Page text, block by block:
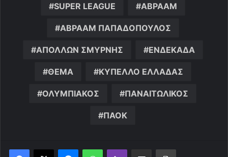
SUPER LEAGUE ΑΒΡΑΑΜ
ΑΒΡΑΑΜ ΠΑΠΑΔΟΠΟΥΛΟΣ
ΑΠΟΛΛΩΝ ΣΜΥΡΝΗΣ ΕΝΔΕΚΑΔΑ
ΘΕΜΑ ΚΥΠΕΛΛΟ ΕΛΛΑΔΑΣ
ΟΛΥΜΠΙΑΚΟΣ ΠΑΝΑΙΤΩΛΙΚΟΣ
ΠΑΟΚ
MessengerWhatsAppViber Κοινοποίηση μέσω ηλεκτρονικού ταχυδρομείουΕκτύπωση